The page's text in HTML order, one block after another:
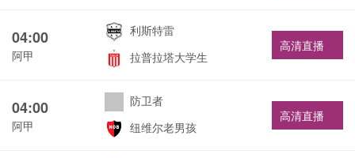
04:00
阿甲
利斯特雷
拉普拉塔大学生
高清直播
04:00
阿甲
防卫者
纽维尔老男孩
高清直播